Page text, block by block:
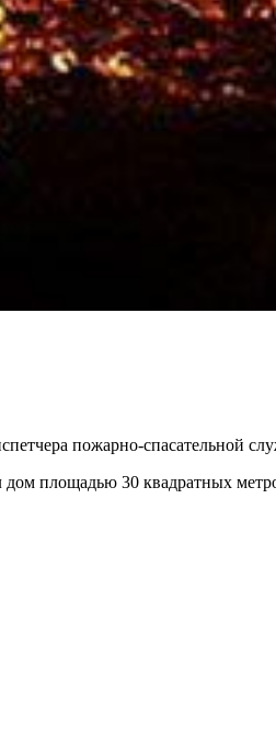
пожарно-спасательной
площадью 30 квадратных